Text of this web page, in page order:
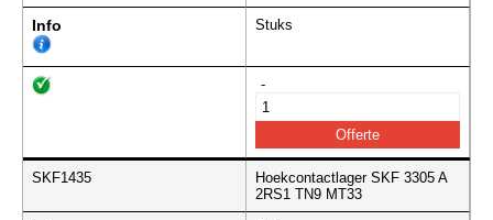
Info Stuks
-
SKF1435
Hoekcontactlager SKF 3305 A
2RS1 TN9 MT33